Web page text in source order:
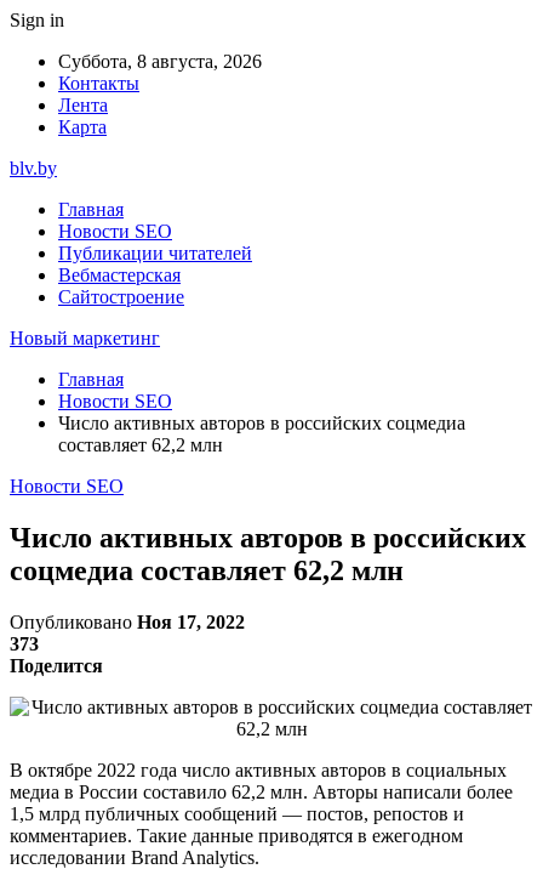
Sign in
Суббота, 8 августа, 2026
Контакты
Лента
Карта
blv.by
Главная
Новости SEO
Публикации читателей
Вебмастерская
Сайтостроение
Новый маркетинг
Главная
Новости SEO
Число активных авторов в российских соцмедиа
составляет 62,2 млн
Новости SEO
Число активных авторов в российских
соцмедиа составляет 62,2 млн
Опубликовано Ноя 17, 2022
373
Поделится
В октябре 2022 года число активных авторов в социальных
медиа в России составило 62,2 млн. Авторы написали более
1,5 млрд публичных сообщений — постов, репостов и
комментариев. Такие данные приводятся в ежегодном
исследовании Brand Analytics.